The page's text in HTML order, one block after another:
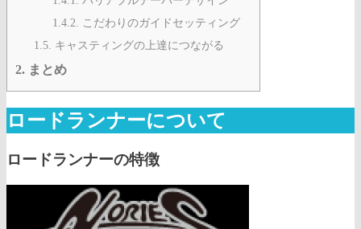
1.4.2. こだわりのガイドセッティング
1.5. キャスティングの上達につながる
2. まとめ
ロードランナーについて
ロードランナーの特徴